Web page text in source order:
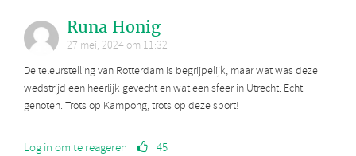
Runa Honig
27 mei, 2024 om 11:32
De teleurstelling van Rotterdam is begrijpelijk, maar wat was deze
wedstrijd een heerlijk gevecht en wat een sfeer in Utrecht. Echt
genoten. Trots op Kampong, trots op deze sport!
Log in om te reageren 45